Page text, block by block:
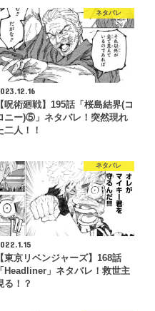
ネタバレ
【呪術廻戦】195話「桜島結界(コ
ニー)⑤」ネタバレ！突然現れ
二人！！
ネタバレ
【東京リベンジャーズ】168話
「Headliner」ネタバレ！救世主
る！？